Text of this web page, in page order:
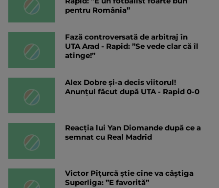
pentru România”
Fază controversată de arbitraj în
UTA Arad - Rapid: ”Se vede clar că îl
atinge!”
Alex Dobre și-a decis viitorul!
Anunțul făcut după UTA - Rapid 0-0
Reacția lui Yan Diomande după ce a
semnat cu Real Madrid
Victor Pițurcă știe cine va câștiga
Superliga: ”E favorită”